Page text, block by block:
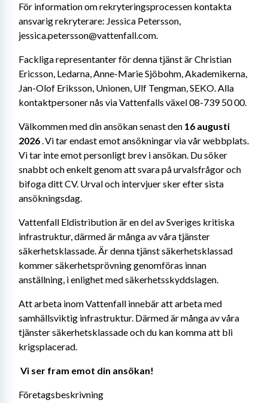
För information om rekryteringsprocessen kontakta
ansvarig rekryterare: Jessica Petersson,
jessica.petersson@vattenfall.com.
Fackliga representanter för denna tjänst är Christian
Ericsson, Ledarna, Anne-Marie Sjöbohm, Akademikerna,
Jan-Olof Eriksson, Unionen, Ulf Tengman, SEKO. Alla
kontaktpersoner nås via Vattenfalls växel 08-739 50 00.
Välkommen med din ansökan senast den 16 augusti
2026 . Vi tar endast emot ansökningar via vår webbplats.
Vi tar inte emot personligt brev i ansökan. Du söker
snabbt och enkelt genom att svara på urvalsfrågor och
bifoga ditt CV. Urval och intervjuer sker efter sista
ansökningsdag.
Vattenfall Eldistribution är en del av Sveriges kritiska
infrastruktur, därmed är många av våra tjänster
säkerhetsklassade. Är denna tjänst säkerhetsklassad
kommer säkerhetsprövning genomföras innan
anställning, i enlighet med säkerhetsskyddslagen.
Att arbeta inom Vattenfall innebär att arbeta med
samhällsviktig infrastruktur. Därmed är många av våra
tjänster säkerhetsklassade och du kan komma att bli
krigsplacerad.
Vi ser fram emot din ansökan!
Företagsbeskrivning